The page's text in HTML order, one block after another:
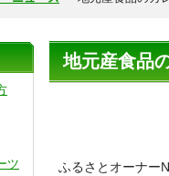
地元産食品
ふるさとオーナー
ツ